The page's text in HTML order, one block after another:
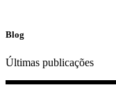
Blog
Últimas publicações